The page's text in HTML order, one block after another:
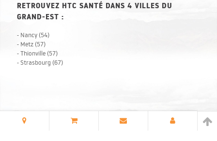
RETROUVEZ HTC SANTÉ DANS 4 VILLES DU
GRAND-EST :
- Nancy (54)
- Metz (57)
- Thionville (57)
- Strasbourg (67)